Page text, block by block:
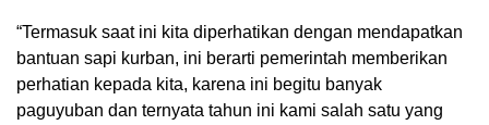
“Termasuk saat ini kita diperhatikan dengan mendapatkan
bantuan sapi kurban, ini berarti pemerintah memberikan
perhatian kepada kita, karena ini begitu banyak
paguyuban dan ternyata tahun ini kami salah satu yang